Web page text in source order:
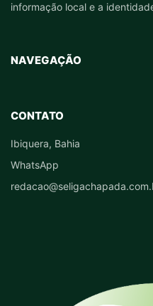
informação local e a
NAVEGAÇÃO
CONTATO
Ibiquera, Bahia
WhatsApp